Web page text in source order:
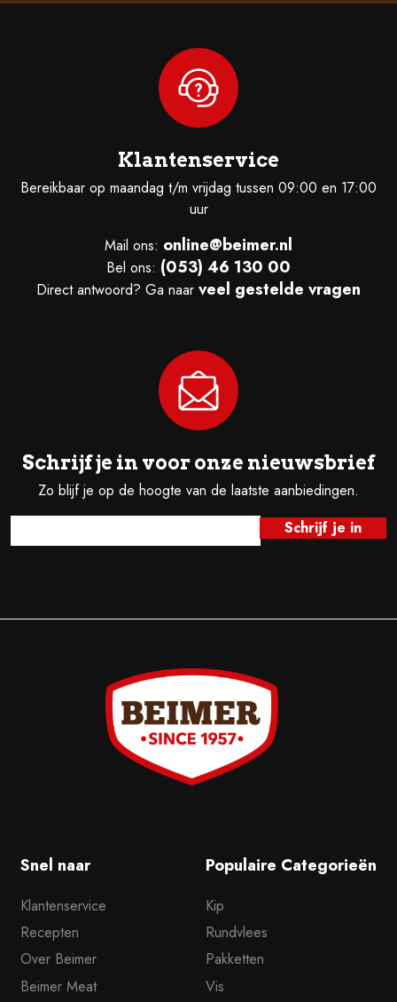
Klantenservice
Bereikbaar op maandag t/m vrijdag tussen 09:00 en 17:00
uur
Mail ons: online@beimer.nl
Bel ons: (053) 46 130 00
Direct antwoord? Ga naar veel gestelde vragen
Schrijf je in voor onze nieuwsbrief
Zo blijf je op de hoogte van de laatste aanbiedingen.
Snel naar
Klantenservice
Recepten
Over Beimer
Beimer Meat
Populaire Categorieën
Kip
Rundvlees
Pakketten
Vis